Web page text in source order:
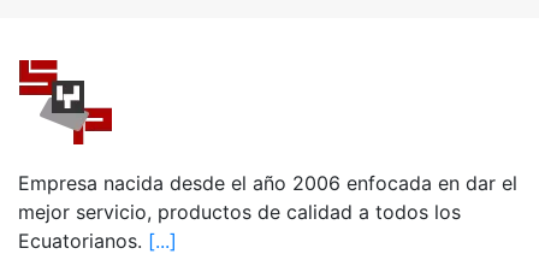
Empresa nacida desde el año 2006 enfocada en dar el
mejor servicio, productos de calidad a todos los
Ecuatorianos. [...]